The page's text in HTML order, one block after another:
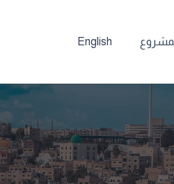
English